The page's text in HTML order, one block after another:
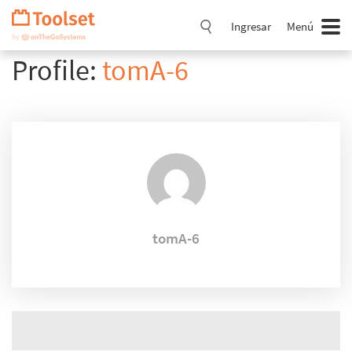
Saltar
navegación
Ingresar Menú
Profile: tomA-6
tomA-6